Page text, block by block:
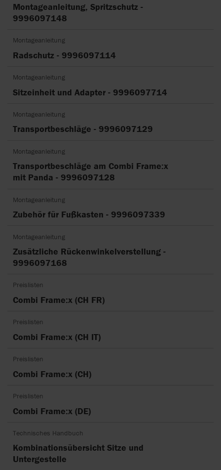
Montageanleitung, Spritzschutz -
9996097148
Montageanleitung
Radschutz - 9996097114
Montageanleitung
Sitzeinheit und Adapter - 9996097714
Montageanleitung
Transportbeschläge - 9996097129
Montageanleitung
Transportbeschläge am Combi Frame:x
mit Panda - 9996097128
Montageanleitung
Zubehör für Fußkasten - 9996097339
Montageanleitung
Zusätzliche Rückenwinkelverstellung -
9996097168
Preislisten
Combi Frame:x (CH FR)
Preislisten
Combi Frame:x (CH IT)
Preislisten
Combi Frame:x (CH)
Preislisten
Combi Frame:x (DE)
Technisches Handbuch
Kombinationsübersicht Sitze und
Untergestelle